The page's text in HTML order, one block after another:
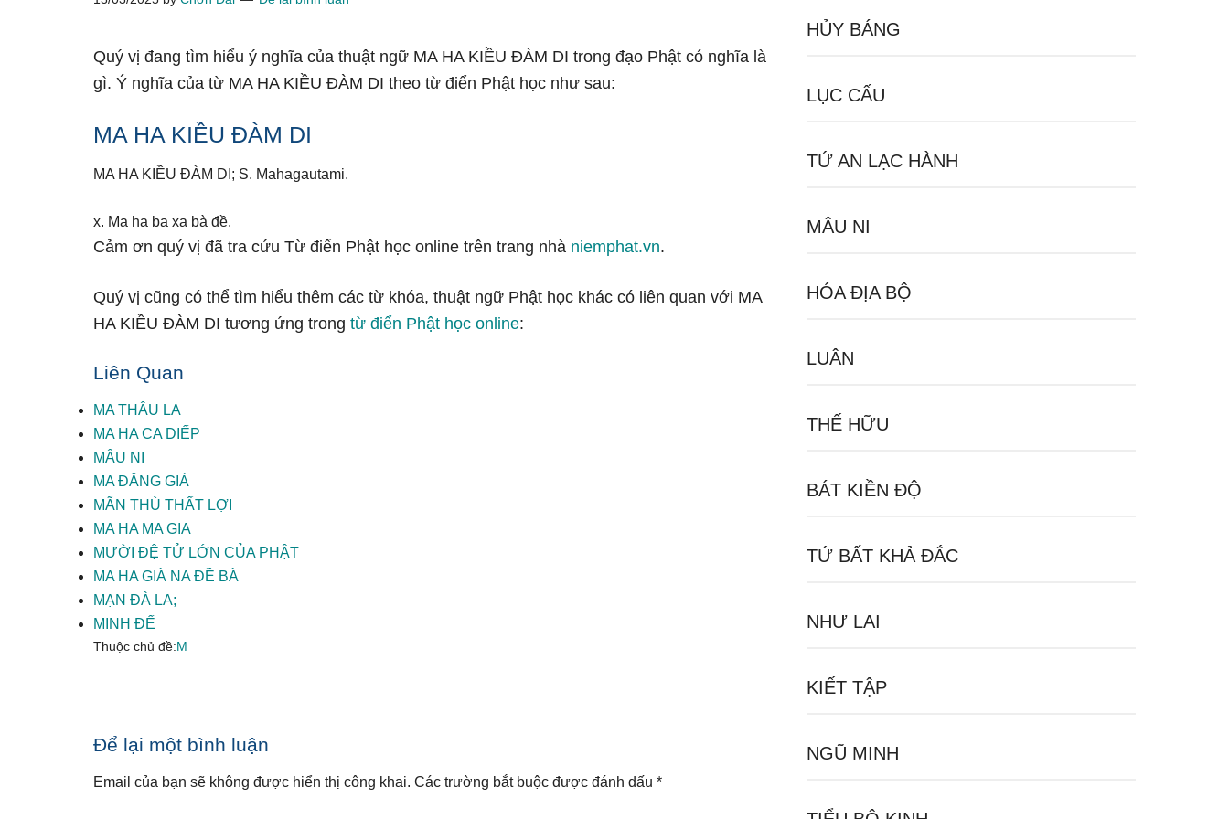
Quý vị đang tìm hiểu ý nghĩa của thuật ngữ MA HA KIỀU ĐÀM DI trong đạo Phật có nghĩa là
gì. Ý nghĩa của từ MA HA KIỀU ĐÀM DI theo từ điển Phật học như sau:
MA HA KIỀU ĐÀM DI
MA HA KIỀU ĐÀM DI; S. Mahagautami.
x. Ma ha ba xa bà đề.
Cảm ơn quý vị đã tra cứu Từ điển Phật học online trên trang nhà niemphat.vn.
Quý vị cũng có thể tìm hiểu thêm các từ khóa, thuật ngữ Phật học khác có liên quan với MA
HA KIỀU ĐÀM DI tương ứng trong từ điển Phật học online:
Liên Quan
MA THÂU LA
MA HA CA DIẾP
MÂU NI
MA ĐĂNG GIÀ
MÃN THÙ THẤT LỢI
MA HA MA GIA
MƯỜI ĐỆ TỬ LỚN CỦA PHẬT
MA HA GIÀ NA ĐỀ BÀ
MẠN ĐÀ LA;
MINH ĐẾ
Thuộc chủ đề:M
Reader
Interactions
Để lại một bình luận
Email của bạn sẽ không được hiển thị công khai. Các trường bắt buộc được đánh dấu *
HỦY BÁNG
LỤC CẤU
TỨ AN LẠC HÀNH
MÂU NI
HÓA ĐỊA BỘ
LUÂN
THẾ HỮU
BÁT KIỀN ĐỘ
TỨ BẤT KHẢ ĐẮC
NHƯ LAI
KIẾT TẬP
NGŨ MINH